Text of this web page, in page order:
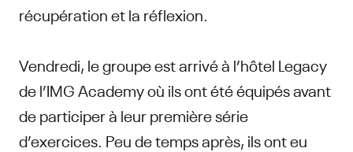
récupération et la réflexion.
Vendredi, le groupe est arrivé à l’hôtel Legacy
de l’IMG Academy où ils ont été équipés avant
de participer à leur première série
d’exercices. Peu de temps après, ils ont eu